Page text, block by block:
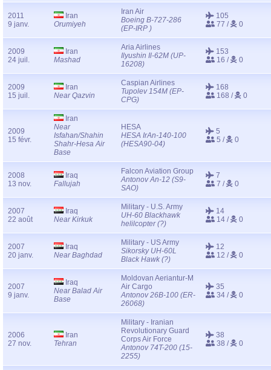
2011
9 janv.
Iran
Orumiyeh
Iran Air
Boeing B-727-286
(EP-IRP )
105
77 /
0
2009
24 juil.
Iran
Mashad
Aria Airlines
Ilyushin Il-62M (UP-
16208)
153
16 /
0
2009
15 juil.
Iran
Near Qazvin
Caspian Airlines
Tupolev 154M (EP-
CPG)
168
168 /
0
2009
15 févr.
Iran
Near
Isfahan/Shahin
Shahr-Hesa Air
Base
HESA
HESA IrAn-140-100
(HESA90-04)
5
5 /
0
2008
13 nov.
Iraq
Fallujah
Falcon Aviation Group
Antonov An-12 (S9-
SAO)
7
7 /
0
2007
22 août
Iraq
Near Kirkuk
Military - U.S. Army
UH-60 Blackhawk
helilcopter (?)
14
14 /
0
2007
20 janv.
Iraq
Near Baghdad
Military - US Army
Sikorsky UH-60L
Black Hawk (?)
12
12 /
0
2007
9 janv.
Iraq
Near Balad Air
Base
Moldovan Aeriantur-M
Air Cargo
Antonov 26B-100 (ER-
26068)
35
34 /
0
2006
27 nov.
Iran
Tehran
Military - Iranian
Revolutionary Guard
Corps Air Force
Antonov 74T-200 (15-
2255)
38
38 /
0